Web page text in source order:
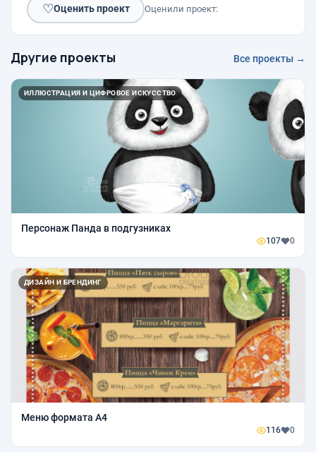
♡Оценить проект Оценили проект:
Другие проекты Все проекты →
ИЛЛЮСТРАЦИЯ И ЦИФРОВОЕ ИСКУССТВО
Персонаж Панда в подгузниках
107 0
ДИЗАЙН И БРЕНДИНГ
Меню формата А4
116 0